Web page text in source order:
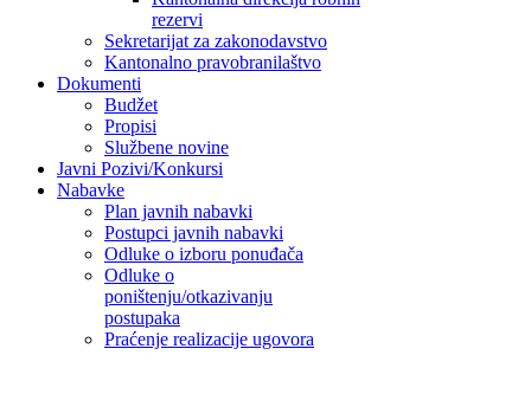
rezervi
Sekretarijat za zakonodavstvo
Kantonalno pravobranilaštvo
Dokumenti
Budžet
Propisi
Službene novine
Javni Pozivi/Konkursi
Nabavke
Plan javnih nabavki
Postupci javnih nabavki
Odluke o izboru ponuđača
Odluke o
poništenju/otkazivanju
postupaka
Praćenje realizacije ugovora